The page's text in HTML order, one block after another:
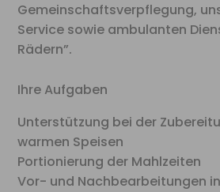
Gemeinschaftsverpflegung,
Service sowie ambulanten
Rädern”.
Ihre Aufgaben
Unterstützung bei der
warmen Speisen
Portionierung der Mahlzeiten
Vor- und Nachbearbeitungen